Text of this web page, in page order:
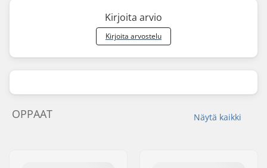
Kirjoita arvio
Kirjoita arvostelu
Näytä kaikki
OPPAAT